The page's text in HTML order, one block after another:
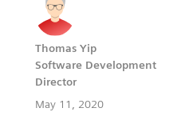
Thomas Yip
Software Development
Director
May 11, 2020